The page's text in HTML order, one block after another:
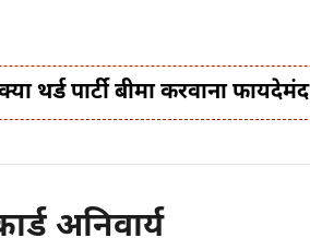
थर्ड पार्टी बीमा करवाना
अनिवार्य